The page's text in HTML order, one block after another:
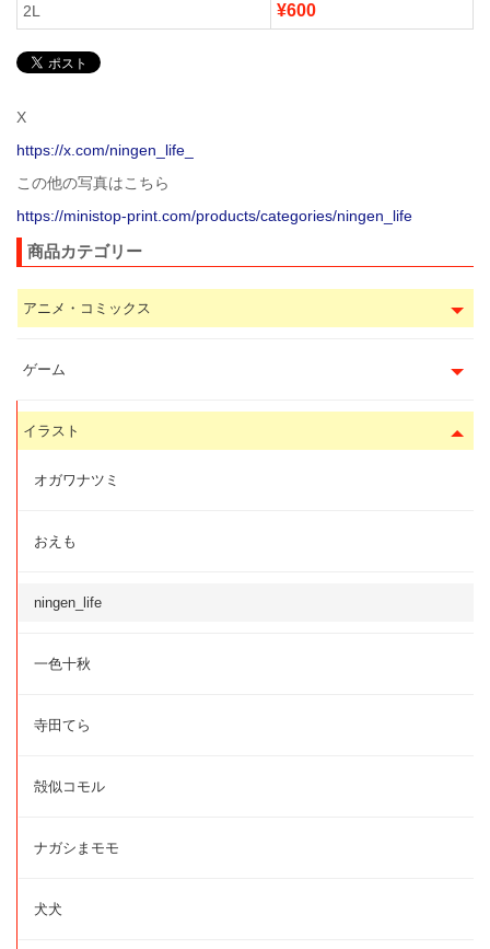
2L ¥600
X
https://x.com/ningen_life_
この他の写真はこちら
https://ministop-print.com/products/categories/ningen_life
商品カテゴリー
アニメ・コミックス
ゲーム
イラスト
オガワナツミ
おえも
ningen_life
一色十秋
寺田てら
殻似コモル
ナガシまモモ
犬犬